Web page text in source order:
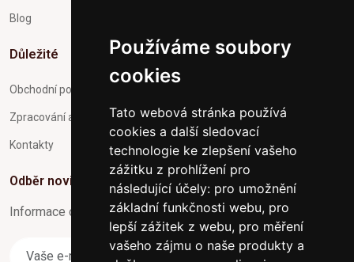
Používáme soubory
cookies
Tato webová stránka používá
cookies a další sledovací
technologie ke zlepšení vašeho
zážitku z prohlížení pro
následující účely: pro umožnění
základní funkčnosti webu, pro
lepší zážitek z webu, pro měření
vašeho zájmu o naše produkty a
Blog
Důležité
Obchodní podmínky
Zpracování a ochrana osobních údajů
Kontakty
Odběr novinek
Informace o Novinkách a užitečné rady max. 1x za týden
Odebírat